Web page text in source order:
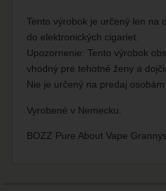
Tento výrobok je určený len na
do elektronických cigariet.
Upozornenie: Tento výrobok
vhodný pre tehotné ženy a
Nie je určený na predaj
Vyrobené v Nemecku.
BOZZ Pure About Vape